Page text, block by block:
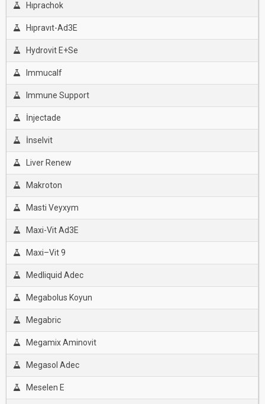
Hıprachok
Hıpravıt-Ad3E
Hydrovit E+Se
Immucalf
Immune Support
İnjectade
İnselvit
Liver Renew
Makroton
Masti Veyxym
Maxi-Vit Ad3E
Maxi–Vit 9
Medliquid Adec
Megabolus Koyun
Megabric
Megamix Aminovit
Megasol Adec
Meselen E